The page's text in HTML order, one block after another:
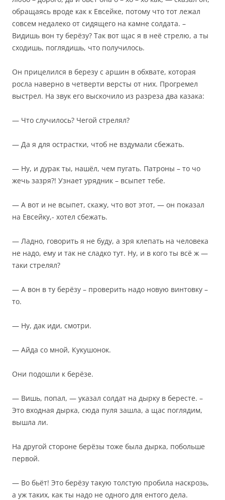
обращаясь вроде как к Евсейке, потому что тот лежал
совсем недалеко от сидящего на камне солдата. –
Видишь вон ту берёзу? Так вот щас я в неё стрелю, а ты
сходишь, поглядишь, что получилось.
Он прицелился в березу с аршин в обхвате, которая
росла наверно в четверти версты от них. Прогремел
выстрел. На звук его выскочило из разреза два казака:
— Что случилось? Чегой стрелял?
— Да я для острастки, чтоб не вздумали сбежать.
— Ну, и дурак ты, нашёл, чем пугать. Патроны – то чо
жечь зазря?! Узнает урядник – всыпет тебе.
— А вот и не всыпет, скажу, что вот этот, — он показал
на Евсейку,- хотел сбежать.
— Ладно, говорить я не буду, а зря клепать на человека
не надо, ему и так не сладко тут. Ну, и в кого ты всё ж —
таки стрелял?
— А вон в ту берёзу – проверить надо новую винтовку –
то.
— Ну, дак иди, смотри.
— Айда со мной, Кукушонок.
Они подошли к берёзе.
— Вишь, попал, — указал солдат на дырку в бересте. –
Это входная дырка, сюда пуля зашла, а щас поглядим,
вышла ли.
На другой стороне берёзы тоже была дырка, побольше
первой.
— Во бьёт! Это берёзу такую толстую пробила наскрозь,
а уж таких, как ты надо не одного для ентого дела.